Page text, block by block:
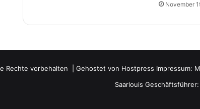
November
Rechte vorbehalten | Gehostet von Hostpress Impressum:
Saarlouis